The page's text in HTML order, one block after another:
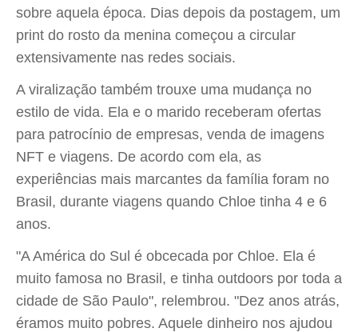
sobre aquela época. Dias depois da postagem, um
print do rosto da menina começou a circular
extensivamente nas redes sociais.
A viralização também trouxe uma mudança no
estilo de vida. Ela e o marido receberam ofertas
para patrocínio de empresas, venda de imagens
NFT e viagens. De acordo com ela, as
experiências mais marcantes da família foram no
Brasil, durante viagens quando Chloe tinha 4 e 6
anos.
"A América do Sul é obcecada por Chloe. Ela é
muito famosa no Brasil, e tinha outdoors por toda a
cidade de São Paulo", relembrou. "Dez anos atrás,
éramos muito pobres. Aquele dinheiro nos ajudou